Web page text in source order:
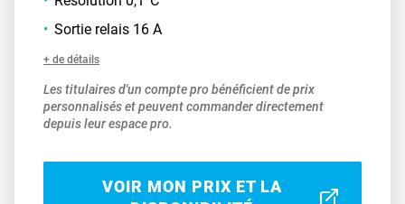
Sortie relais 16 A
+ de détails
Les titulaires d'un compte pro bénéficient de prix
personnalisés et peuvent commander directement
depuis leur espace pro.
VOIR MON PRIX ET LA